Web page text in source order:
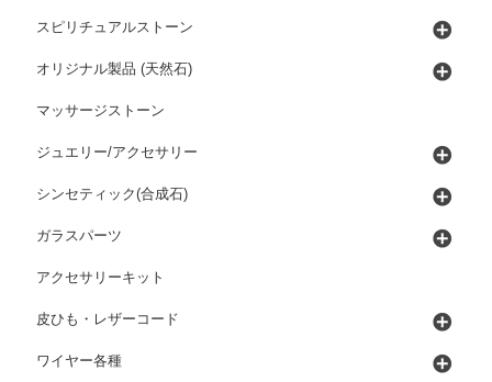
スピリチュアルストーン
オリジナル製品 (天然石)
マッサージストーン
ジュエリー/アクセサリー
シンセティック(合成石)
ガラスパーツ
アクセサリーキット
皮ひも・レザーコード
ワイヤー各種